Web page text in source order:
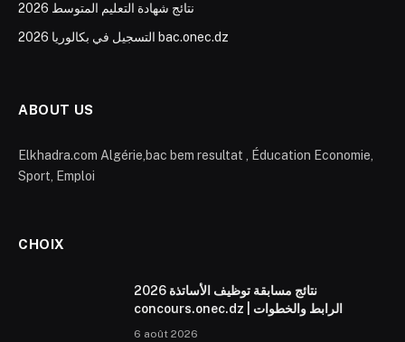
نتائج شهادة التعليم المتوسط 2026
التسجيل في بكالوريا 2026 bac.onec.dz
ABOUT US
Elkhadra.com Algérie,bac bem resultat , Éducation Economie,
Sport, Emploi
CHOIX
نتائج مسابقة توظيف الأساتذة 2026
concours.onec.dz | الرابط والخطوات
6 août 2026